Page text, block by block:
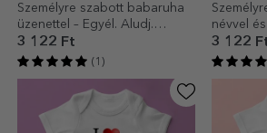
Személyre szabott babaruha
üzenettel – Egyél. Aludj.
Ismételd.
3 122 Ft
(1)
névvel
3 122